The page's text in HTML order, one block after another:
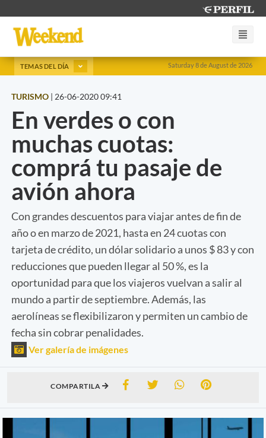
Saturday 8 de August de 2026
TEMAS DEL DÍA
TURISMO | 26-06-2020 09:41
En verdes o con
muchas cuotas:
comprá tu pasaje de
avión ahora
Con grandes descuentos para viajar antes de fin de
año o en marzo de 2021, hasta en 24 cuotas con
tarjeta de crédito, un dólar solidario a unos $ 83 y con
reducciones que pueden llegar al 50 %, es la
oportunidad para que los viajeros vuelvan a salir al
mundo a partir de septiembre. Además, las
aerolíneas se flexibilizaron y permiten un cambio de
fecha sin cobrar penalidades.
Ver galería de imágenes
COMPARTILA